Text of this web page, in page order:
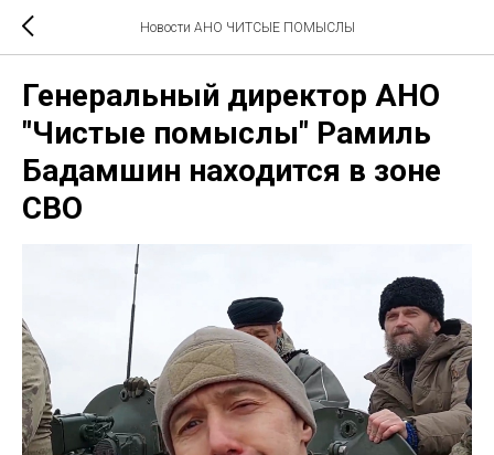
Новости АНО ЧИТСЫЕ ПОМЫСЛЫ
Генеральный директор АНО
"Чистые помыслы" Рамиль
Бадамшин находится в зоне
СВО